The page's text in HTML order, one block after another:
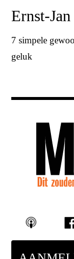
Ernst-
7 simpele
geluk